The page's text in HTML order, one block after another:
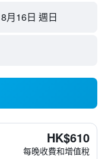
8月16日 週日
HK$610
每晚收費和增值稅